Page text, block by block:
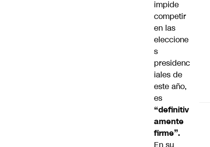
impide
competir
en las
eleccione
s
presidenc
iales de
este año,
es
“definitiv
amente
firme”.
En su